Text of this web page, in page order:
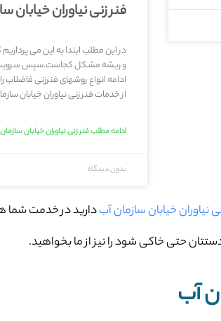
فنر زنی نیاوران
در این مطلب ابتدا به این می پردازیم
و ریشه مشکل کجاست.سپس
ادامه انواع روشهای فنرزنی
از خدمات فنر زنی نیاوران خیابان
ادامه مطلب فنر زنی نیاوران خیابان
بدون دیدگاه
نیاوران خیابان سازمان آبدارید در خدمت شما
حتی خاکی شود را نیز از ما بخواهید.
آب